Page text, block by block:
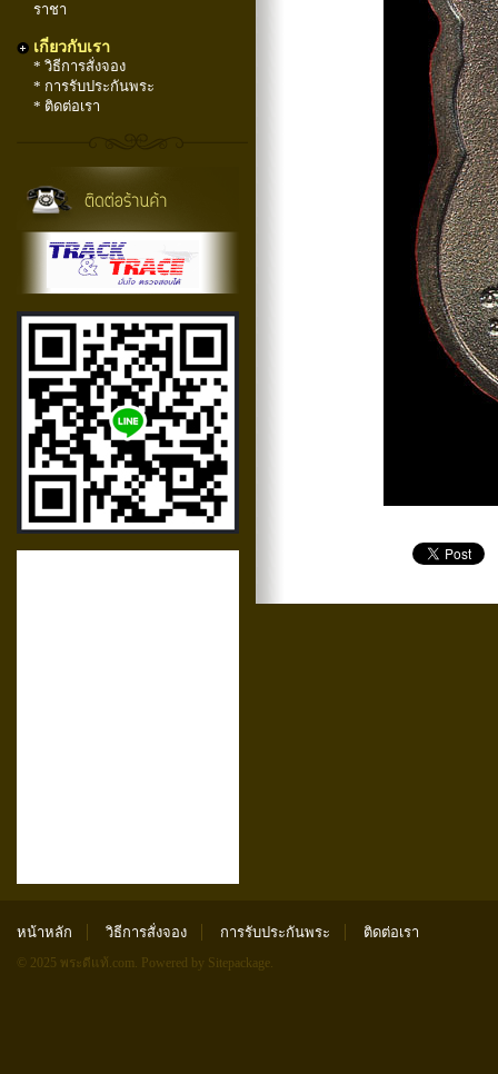
ราชา
เกี่ยวกับเรา
* วิธีการสั่งจอง
* การรับประกันพระ
* ติดต่อเรา
หน้าหลัก วิธีการสั่งจอง การรับประกันพระ ติดต่อเรา
© 2025 พระดีแท้.com. Powered by Sitepackage.